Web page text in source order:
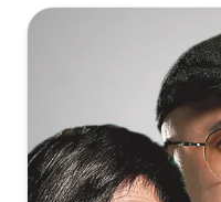
DL.H265.DTS5.1-
下载
星河入梦.2160p.HD国
[3.36GB] 复制 下载
星河入梦